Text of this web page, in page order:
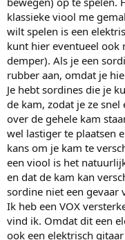
klassieke viool me
wilt spelen is een
kunt hier eventueel ook
demper). Als je een
rubber aan, omdat je
Je hebt sordines die je
de kam, zodat je ze
over de gehele kam
wel lastiger te plaatsen
kans om je kam te
een viool is het
en dat de kam kan
sordine niet een gevaar
Ik heb een VOX
vind ik. Omdat dit een
ook een elektrisch